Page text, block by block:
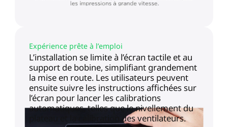
Expérience prête à l’emploi
L’installation se limite à l’écran tactile et au
support de bobine, simplifiant grandement
la mise en route. Les utilisateurs peuvent
ensuite suivre les instructions affichées sur
l’écran pour lancer les calibrations
automatiques, telles que le nivellement du
plateau et la calibration des ventilateurs.